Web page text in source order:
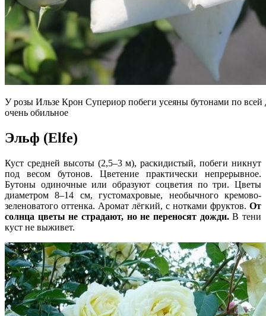
У розы Ильзе Крон Супериор побеги усеяны бутонами по всей
очень обильное
Эльф (Elfe)
Куст средней высоты (2,5–3 м), раскидистый, побеги никнут
под весом бутонов. Цветение практически непрерывное.
Бутоны одиночные или образуют соцветия по три. Цветы
диаметром 8–14 см, густомахровые, необычного кремово-
зеленоватого оттенка. Аромат лёгкий, с нотками фруктов. От
солнца цветы не страдают, но не переносят дожди.В тени
куст не выживет.